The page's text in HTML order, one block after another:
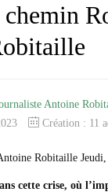
Antoine
Création : 11
Robitaille
cette crise, où